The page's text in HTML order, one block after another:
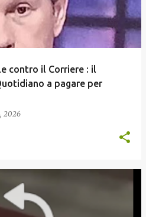
contro il Corriere : il
a pagare per
2026